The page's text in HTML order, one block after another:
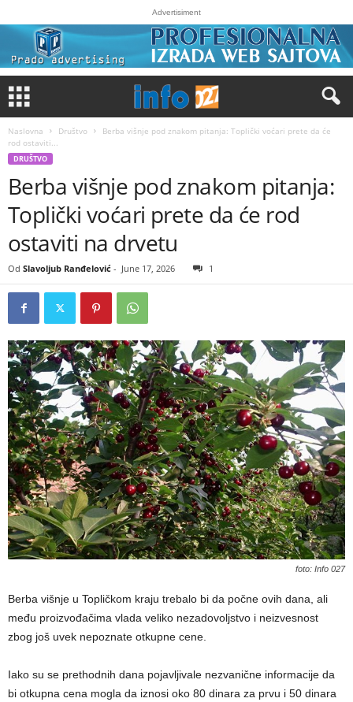
Advertisiment
Naslovna Društvo
Berba višnje pod znakom pitanja: Toplički voćari prete da će
rod ostaviti...
DRUŠTVO
Berba višnje pod znakom pitanja:
Toplički voćari prete da će rod
ostaviti na drvetu
Od Slavoljub Ranđelović - June 17, 2026 1
foto: Info 027
Berba višnje u Topličkom kraju trebalo bi da počne ovih dana, ali
među proizvođačima vlada veliko nezadovoljstvo i neizvesnost
zbog još uvek nepoznate otkupne cene.
Iako su se prethodnih dana pojavljivale nezvanične informacije da
bi otkupna cena mogla da iznosi oko 80 dinara za prvu i 50 dinara